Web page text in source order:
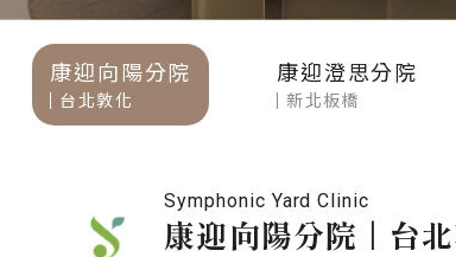
康迎向陽分院
台北敦化
康迎澄思分院
新北板橋
Symphonic Yard Clinic
康迎向陽分院 | 台